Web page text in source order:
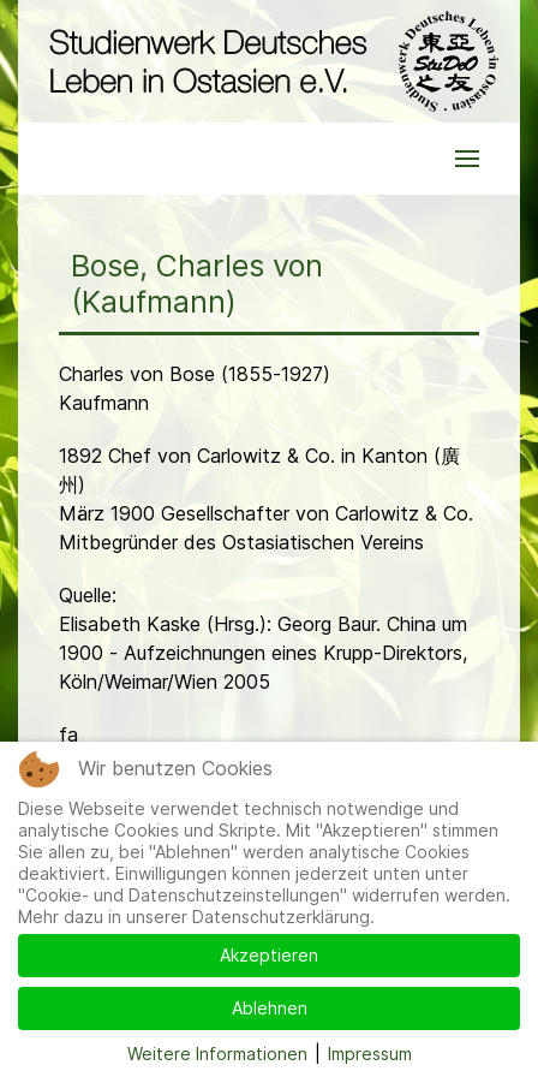
Bose, Charles von
(Kaufmann)
Charles von Bose (1855-1927)
Kaufmann
1892 Chef von Carlowitz & Co. in Kanton (廣
州)
März 1900 Gesellschafter von Carlowitz & Co.
Mitbegründer des Ostasiatischen Vereins
Quelle:
Elisabeth Kaske (Hrsg.): Georg Baur. China um
1900 - Aufzeichnungen eines Krupp-Direktors,
Köln/Weimar/Wien 2005
fa
Mitglieder|Impressum|Datenschutzerklärung
und Datenschutzeinstellungen
Wir benutzen Cookies
Diese Webseite verwendet technisch notwendige und
analytische Cookies und Skripte. Mit "Akzeptieren" stimmen
Sie allen zu, bei "Ablehnen" werden analytische Cookies
deaktiviert. Einwilligungen können jederzeit unten unter
"Cookie- und Datenschutzeinstellungen" widerrufen werden.
Mehr dazu in unserer Datenschutzerklärung.
Akzeptieren
Ablehnen
Weitere Informationen Impressum